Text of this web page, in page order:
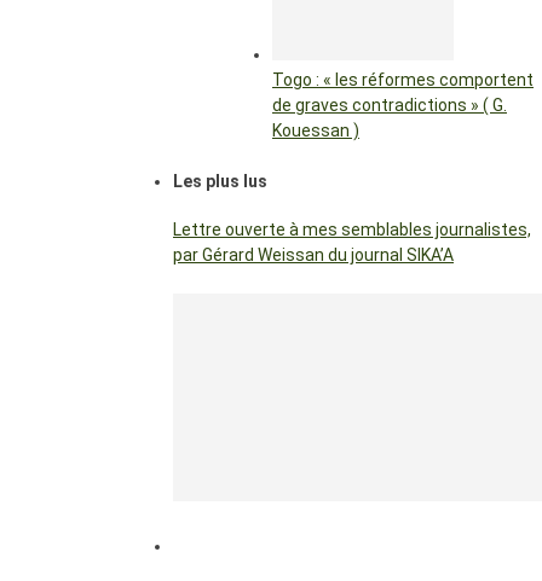
Togo : « les réformes comportent
de graves contradictions » ( G.
Kouessan )
Les plus lus
Lettre ouverte à mes semblables journalistes,
par Gérard Weissan du journal SIKA’A